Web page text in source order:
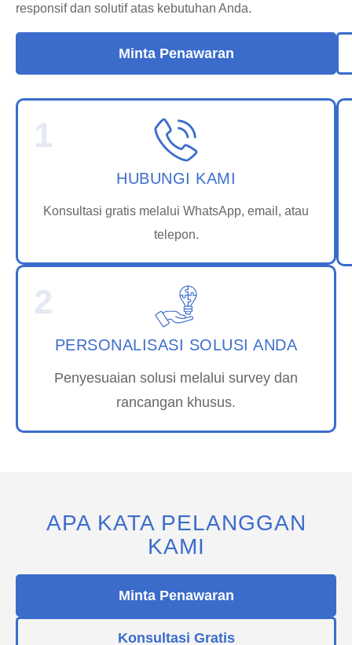
responsif dan solutif atas kebutuhan Anda.
Minta Penawaran
HUBUNGI KAMI
Konsultasi gratis melalui WhatsApp, email, atau
telepon.
1
PERSONALISASI SOLUSI ANDA
Penyesuaian solusi melalui survey dan
rancangan khusus.
2
APA KATA PELANGGAN
KAMI
Minta Penawaran
Konsultasi Gratis